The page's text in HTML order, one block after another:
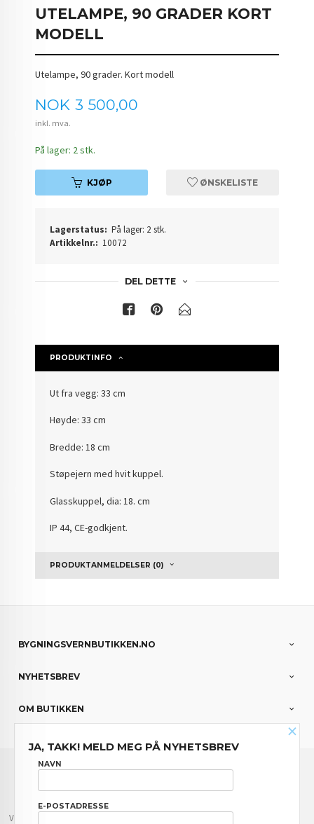
UTELAMPE, 90 GRADER KORT
MODELL
Utelampe, 90 grader. Kort modell
Pris
NOK 3 500,00
inkl. mva.
På lager: 2 stk.
KJØP ØNSKELISTE
Lagerstatus: På lager: 2 stk.
Artikkelnr.: 10072
DEL DETTE
PRODUKTINFO
Ut fra vegg: 33 cm
Høyde: 33 cm
Bredde: 18 cm
Støpejern med hvit kuppel.
Glasskuppel, dia: 18. cm
IP 44, CE-godkjent.
PRODUKTANMELDELSER (0)
BYGNINGSVERNBUTIKKEN.NO
NYHETSBREV
OM BUTIKKEN
FRAKT
Vår nettbutikk bruker cookies slik at du får en bedre kjøpsopplevelse og vi kan
×
JA, TAKK! MELD MEG PÅ NYHETSBREV
NAVN
E-POSTADRESSE